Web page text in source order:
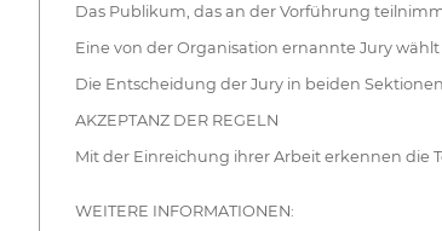
Das Publikum, das an der Vorführung
Eine von der Organisation ernannte Jury
Die Entscheidung der Jury in beiden
AKZEPTANZ DER REGELN
Mit der Einreichung ihrer Arbeit erkennen die
WEITERE INFORMATIONEN: